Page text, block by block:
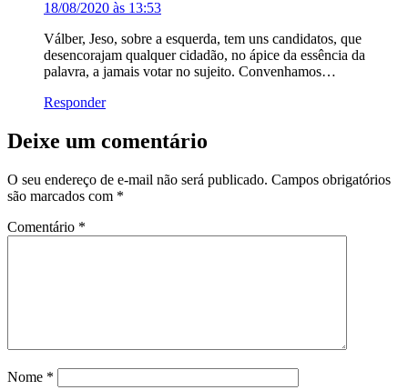
18/08/2020 às 13:53
Válber, Jeso, sobre a esquerda, tem uns candidatos, que
desencorajam qualquer cidadão, no ápice da essência da
palavra, a jamais votar no sujeito. Convenhamos…
Responder
Deixe um comentário
O seu endereço de e-mail não será publicado. Campos obrigatórios
são marcados com *
Comentário *
Nome *